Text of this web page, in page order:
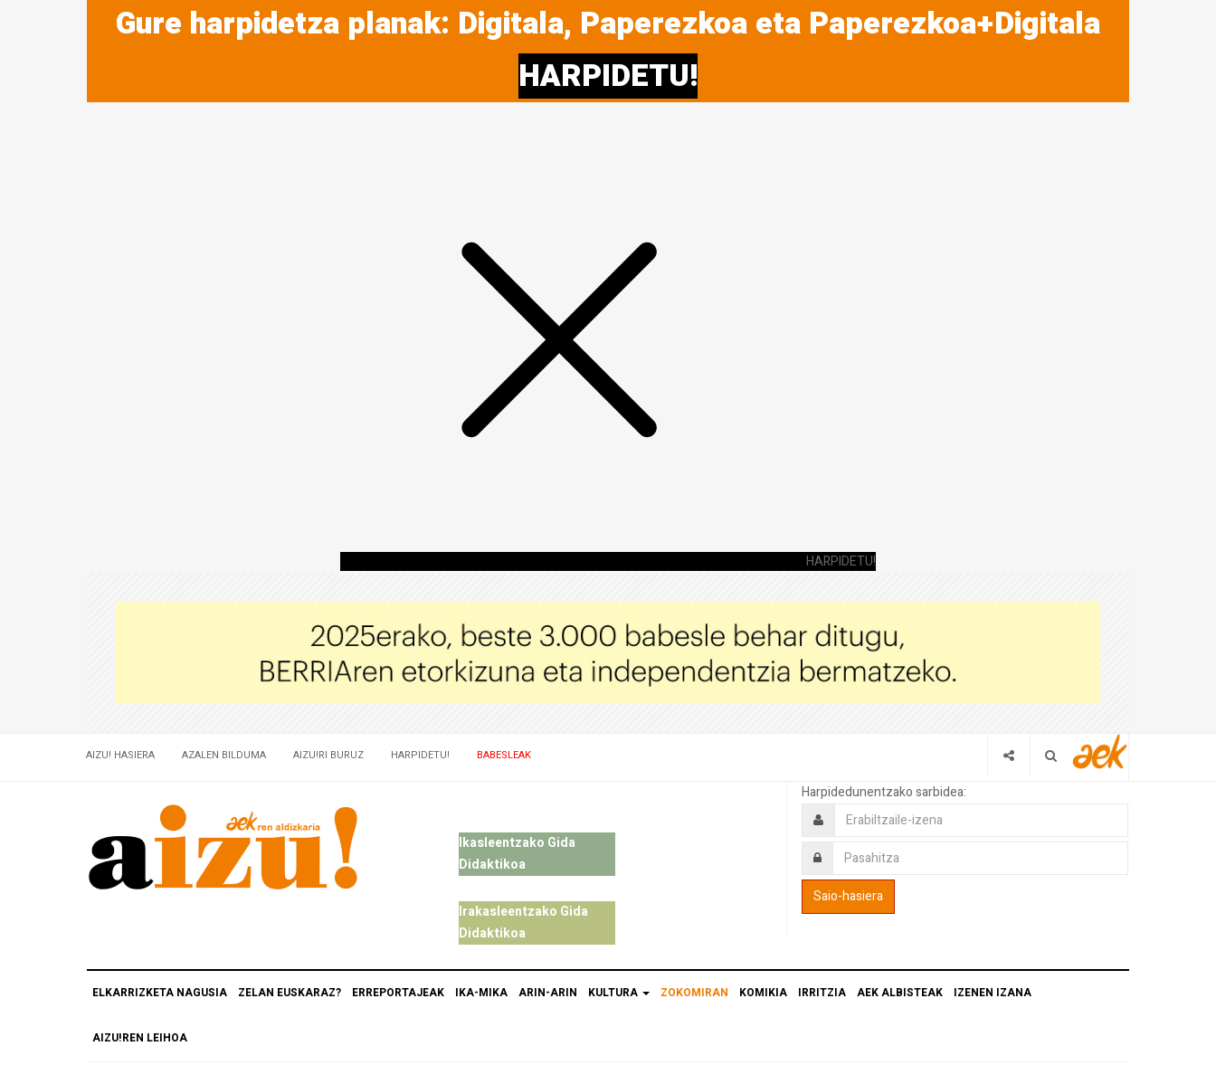
Gure harpidetza planak: Digitala, Paperezkoa eta Paperezkoa+Digitala
HARPIDETU!
HARPIDETU!
AIZU! HASIERA AZALEN BILDUMA AIZU!RI BURUZ HARPIDETU! BABESLEAK
Ikasleentzako Gida
Didaktikoa
Irakasleentzako Gida
Didaktikoa
Harpidedunentzako sarbidea:
ELKARRIZKETA NAGUSIA ZELAN EUSKARAZ? ERREPORTAJEAK IKA-MIKA ARIN-ARIN KULTURA ZOKOMIRAN KOMIKIA IRRITZIA AEK ALBISTEAK IZENEN IZANA
AIZU!REN LEIHOA